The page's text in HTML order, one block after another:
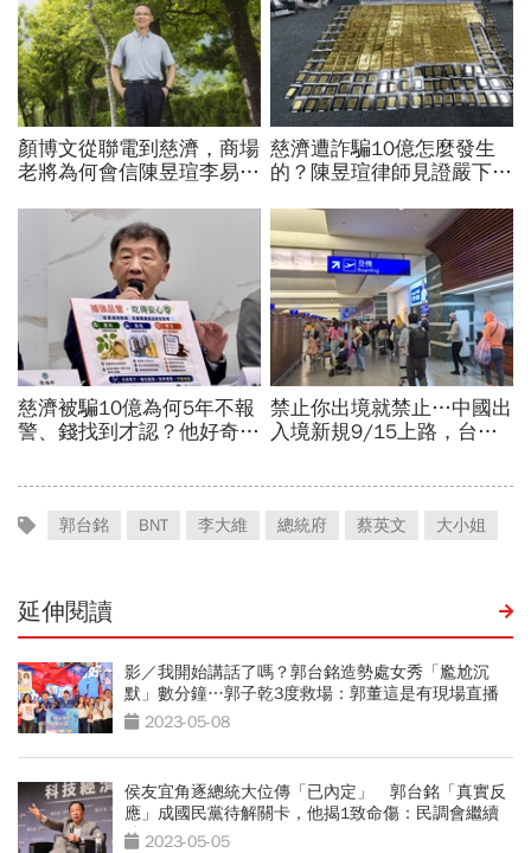
郭台銘 BNT 李大維 總統府 蔡英文 大小姐
延伸閱讀
影／我開始講話了嗎？郭台銘造勢處女秀「尷尬沉
默」數分鐘…郭子乾3度救場：郭董這是有現場直播
的 2023-05-08
侯友宜角逐總統大位傳「已內定」 郭台銘「真實反
應」成國民黨待解關卡，他揭1致命傷：民調會繼續
跌 2023-05-05